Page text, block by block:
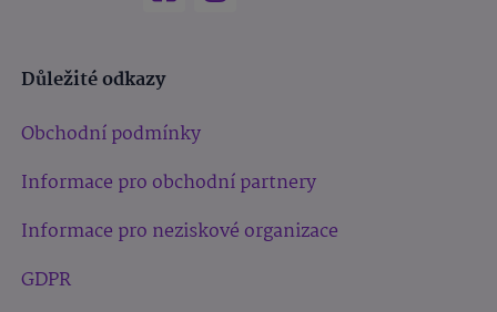
Důležité odkazy
Obchodní podmínky
Informace pro obchodní partnery
Informace pro neziskové organizace
GDPR